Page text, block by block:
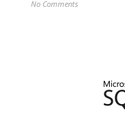
No Comments